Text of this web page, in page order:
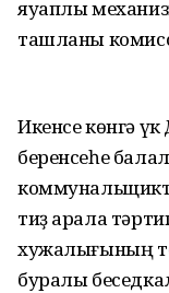
яуаплы
ташланы
Икенсе көнгә
беренсеһе
тиҙ арала
хужалығының
буралы